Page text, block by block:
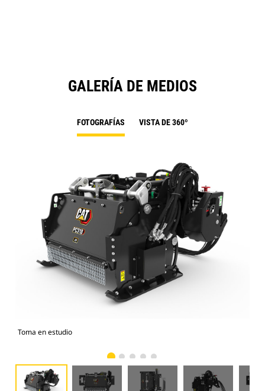
GALERÍA DE MEDIOS
FOTOGRAFÍAS VISTA DE 360º
Toma en estudio